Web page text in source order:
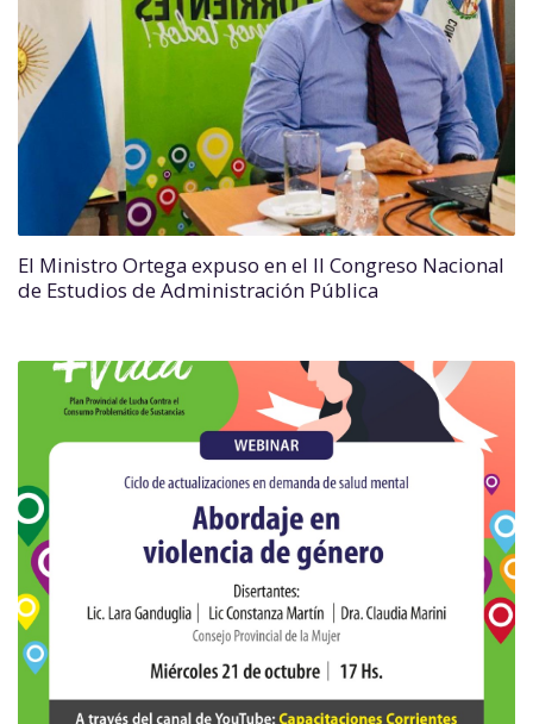
El Ministro Ortega expuso en el II Congreso Nacional
de Estudios de Administración Pública